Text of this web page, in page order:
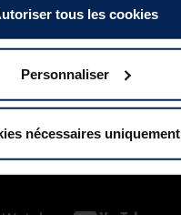
tous les cookies
Personnaliser
nécessaires uniquement
taille S à XXL